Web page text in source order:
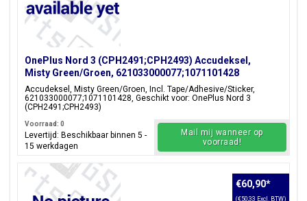
OnePlus Nord 3 (CPH2491;CPH2493) Accudeksel,
Misty Green/Groen, 621033000077;1071101428
Accudeksel, Misty Green/Groen, Incl. Tape/Adhesive/Sticker,
621033000077;1071101428, Geschikt voor: OnePlus Nord 3
(CPH2491;CPH2493)
Voorraad: 0
Levertijd: Beschikbaar binnen 5 -
15 werkdagen
Mail mij wanneer op
voorraad!
€60,90*
(€50,33 Excl. BTW)